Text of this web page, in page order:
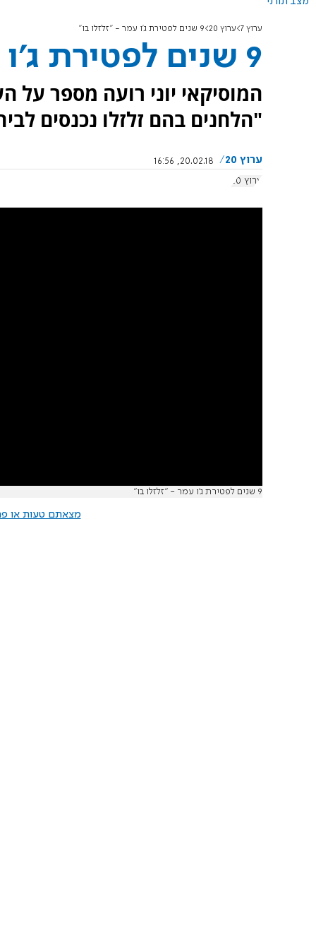
ערוץ 7 ערוץ 20 9 שנים לפטירת ג'ו עמר - "זלזלו בו"
9 שנים לפטירת ג'ו עמר - "זלזלו בו"
המוסיקאי יוני רועה מספר על
"הלחנים בהם זלזלו נכנסים
ערוץ 20
20.02.18, 16:56
ערוץ 20
9 שנים לפטירת ג'ו עמר - "זלזלו בו"
מצאתם טעות או